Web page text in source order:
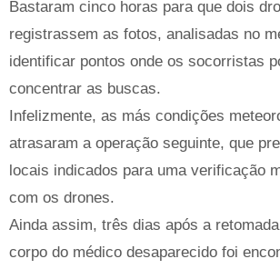
Bastaram cinco horas para que dois
registrassem as fotos, analisadas no
identificar pontos onde os socorristas
concentrar as buscas.
Infelizmente, as más condições
atrasaram a operação seguinte, que
locais indicados para uma verificação
com os drones.
Ainda assim, três dias após a
corpo do médico desaparecido foi